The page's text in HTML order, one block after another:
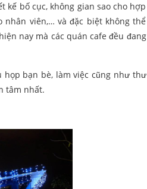
bố cục, không gian sao cho hợp
nhân viên,… và đặc biệt không thể
nay mà các quán cafe đều đang
bạn bè, làm việc cũng như thư
tâm nhất.